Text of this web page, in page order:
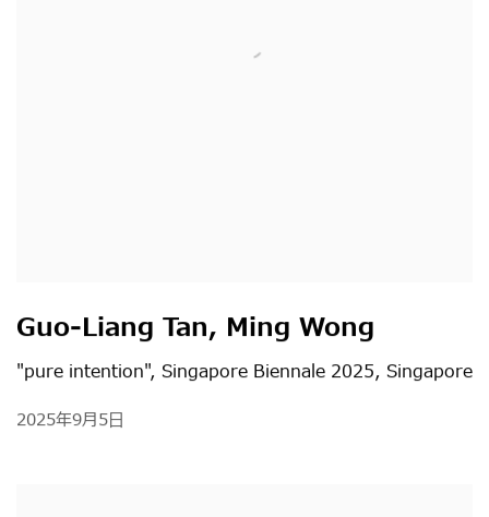
Guo-Liang Tan, Ming Wong
"pure intention", Singapore Biennale 2025, Singapore
2025年9月5日